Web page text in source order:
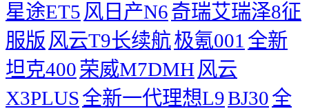
星途ET5 风日产N6奇瑞艾瑞泽8征
服版 风云T9长续航极氪001 全新
坦克400荣威M7DMH 风云
X3PLUS全新一代理想L9BJ30全